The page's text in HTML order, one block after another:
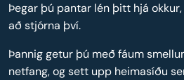
Þegar þú pantar lén þitt hjá
að stjórna því.
Þannig getur þú með fáum
netfang, og sett upp heimasíðu